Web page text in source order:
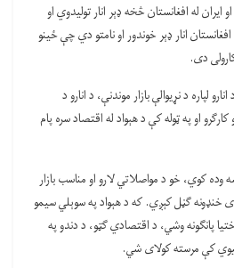
ایران له افغانستان څخه ډېر انار تولیدوي او
انار ډېر خوندور او نامتو دي چې ځینو
دی.
لپاره د نړیوالې بازار موندنې، د انارو د
او په ټوله کې د هېواد له اقتصاد سره پام
وده کوي، خو د مواصلاتي لارو او مناسب بازار
خنډونه ګڼل کېږي. که د هېواد په سوېلي سیمو
پانګونه وشي، د اقتصادي ګټو، د دندو په
کې مرسته کولای شي.